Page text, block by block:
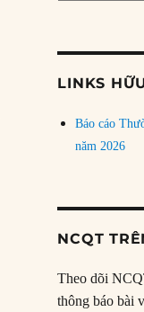
chủ
LINKS
Báo cáo
năm 2026
NCQT
Theo dõi
thông báo bài